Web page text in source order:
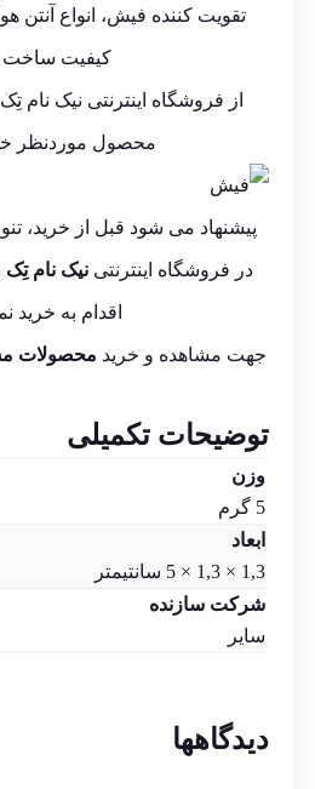
تقویت کننده فیش، انواع آنتن
کیفیت ساخت
از فروشگاه اینترنتی نیک نام تِک
محصول موردنظر
پیشنهاد می شود قبل از خرید،
در فروشگاه اینترنتینیک نام تِک
اقدام به خرید
جهت مشاهده و خرید محصولات
توضیحات تکمیلی
وزن
5 گرم
ابعاد
1,3 × 1,3 × 5 سانتیمتر
شرکت سازنده
سایر
دیدگاهها